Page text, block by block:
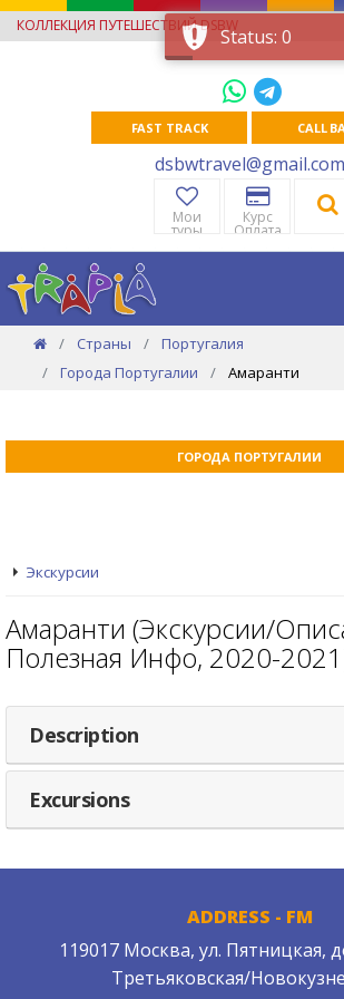
КОЛЛЕКЦИЯ ПУТЕШЕСТВИЙ DSBW
FAST TRACK CALL
dsbwtravel@gmail.com
Мои
туры
Курс
Оплата
Страны
Португалия
Города Португалии
Амаранти
ГОРОДА ПОРТУГАЛИИ
Экскурсии
Амаранти (Экскурсии/
Полезная Инфо, 2020-
Description
Excursions
ADDRESS - FM
119017 Москва, ул. Пятницкая,
Третьяковская/
Status: 0